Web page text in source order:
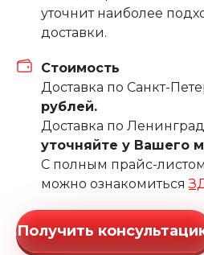
уточнит наиболее
доставки.
Стоимость
Доставка по Санкт-
рублей.
Доставка по
уточняйте у Вашего
С полным прайс-
можно ознакомиться
Получить